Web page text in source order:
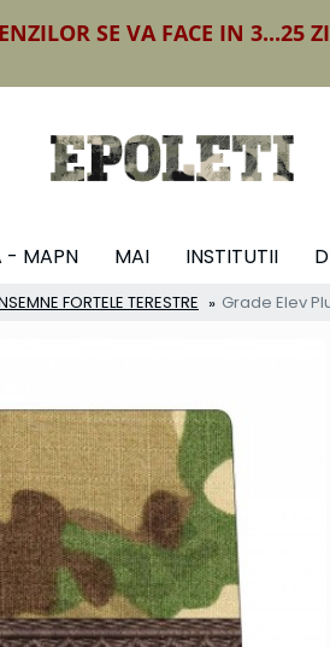
SE VA FACE IN 3...25
- MAPN MAI INSTITUTII
FORTELE TERESTRE Grade Elev